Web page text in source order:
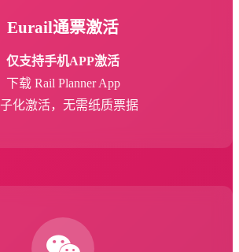
Eurail通票激活
仅支持手机APP激活
下载 Rail Planner App
化激活，无需纸质票据